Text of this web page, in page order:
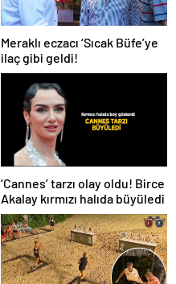
Meraklı eczacı ‘Sıcak Büfe’ye
ilaç gibi geldi!
‘Cannes’ tarzı olay oldu! Birce
Akalay kırmızı halıda büyüledi